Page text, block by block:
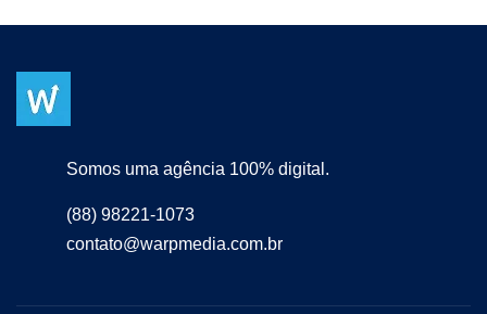
Somos uma agência 100% digital.
(88) 98221-1073
contato@warpmedia.com.br